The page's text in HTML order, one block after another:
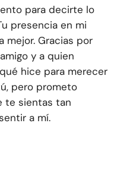
para decirte lo
presencia en mi
mejor. Gracias por
y a quien
hice para merecer
pero prometo
te sientas tan
a mí.